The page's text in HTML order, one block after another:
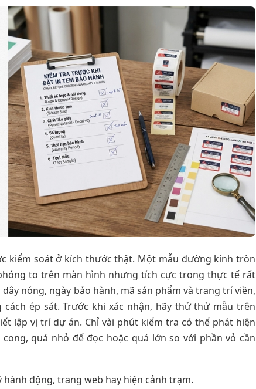
kiểm soát ở kích thước thật. Một mẫu đường kính tròn
to trên màn hình nhưng tích cực trong thực tế rất
nóng, ngày bảo hành, mã sản phẩm và trang trí viền,
ép sát. Trước khi xác nhận, hãy thử thử mẫu trên
lập vị trí dự án. Chỉ vài phút kiểm tra có thể phát hiện
quá nhỏ để đọc hoặc quá lớn so với phần vỏ cần
hành động, trang web hay hiện cảnh trạm.